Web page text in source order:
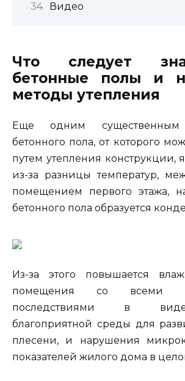
Видео
Что следует
бетонные полы и
методы утепления
Еще одним существенным
бетонного пола, от которого
путем утепления конструкции,
из-за разницы температур,
помещением первого этажа,
бетонного пола образуется
Из-за этого повышается
помещения со всеми
последствиями в
благоприятной среды для
плесени, и нарушения
показателей жилого дома в